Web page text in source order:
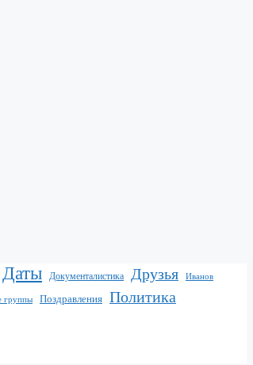
Даты Документалистика Друзья Иванов
группы Поздравления Политика